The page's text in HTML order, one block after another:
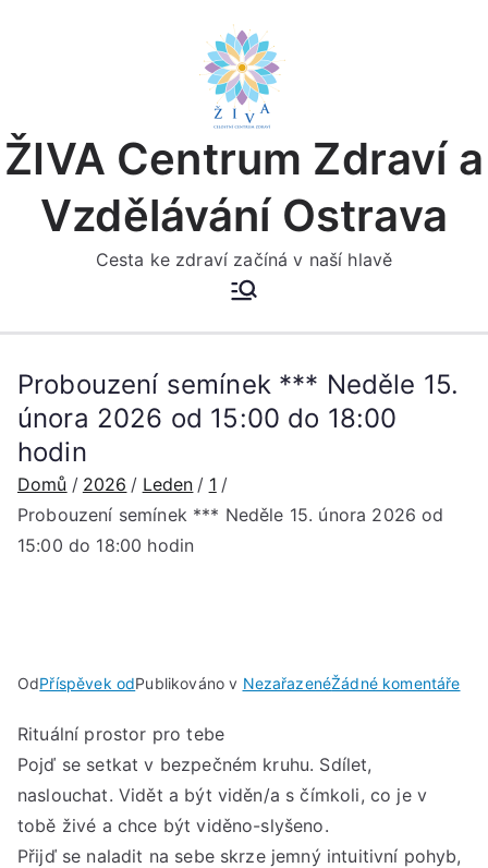
ŽIVA Centrum Zdraví a
Vzdělávání Ostrava
Cesta ke zdraví začíná v naší hlavě
Probouzení semínek *** Neděle 15.
února 2026 od 15:00 do 18:00
hodin
Domů 2026 Leden
1
Probouzení semínek *** Neděle 15. února 2026 od
15:00 do 18:00 hodin
OdPříspěvek odPublikováno v NezařazenéŽádné komentářeu
Rituální prostor pro tebe
Pojď se setkat v bezpečném kruhu. Sdílet,
naslouchat. Vidět a být viděn/a s čímkoli, co je v
tobě živé a chce být viděno-slyšeno.
Přijď se naladit na sebe skrze jemný intuitivní pohyb,